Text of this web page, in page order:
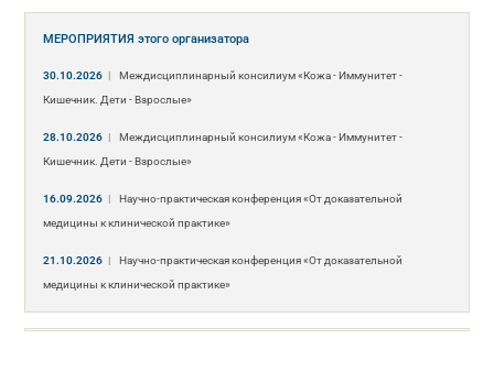
МЕРОПРИЯТИЯэтого организатора
30.10.2026 |
Междисциплинарный консилиум «Кожа - Иммунитет -
Кишечник. Дети - Взрослые»
28.10.2026 |
Междисциплинарный консилиум «Кожа - Иммунитет -
Кишечник. Дети - Взрослые»
16.09.2026 |
Научно-практическая конференция «От доказательной
медицины к клинической практике»
21.10.2026 |
Научно-практическая конференция «От доказательной
медицины к клинической практике»